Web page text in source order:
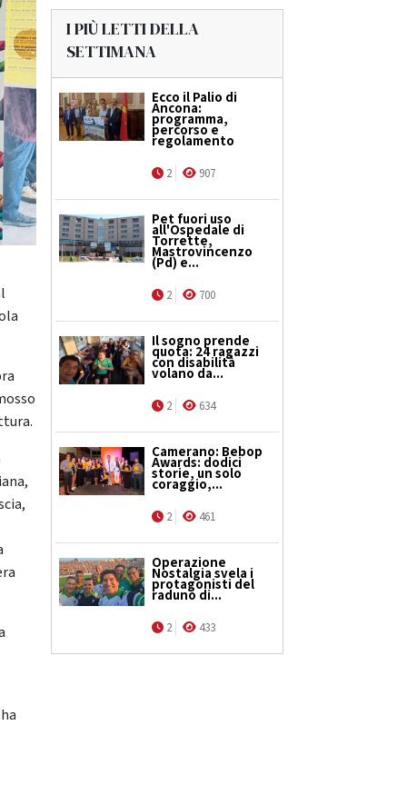
I PIÙ LETTI DELLA
SETTIMANA
Ecco il Palio di
Ancona:
programma,
percorso e
regolamento
2 907
Pet fuori uso
all'Ospedale di
Torrette,
Mastrovincenzo
(Pd) e...
2 700
Il sogno prende
quota: 24 ragazzi
con disabilità
volano da...
2 634
Camerano: Bebop
Awards: dodici
storie, un solo
coraggio,...
2 461
Operazione
Nostalgia svela i
protagonisti del
raduno di...
2 433